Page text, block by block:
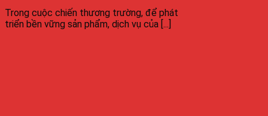
Trong cuộc chiến thương trường, để phát
triển bền vững sản phẩm, dịch vụ của [...]